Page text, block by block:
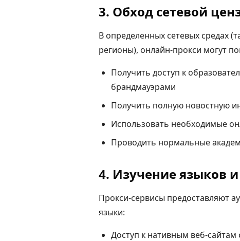
3. Обход сетевой
В определенных сетевых средах
регионы), онлайн-прокси могут
Получить доступ к
брандмауэрами
Получить полную новостную
Использовать необходимые
Проводить нормальные
4. Изучение языков
Прокси-сервисы предоставляют
языки:
Доступ к нативным веб-сайтам